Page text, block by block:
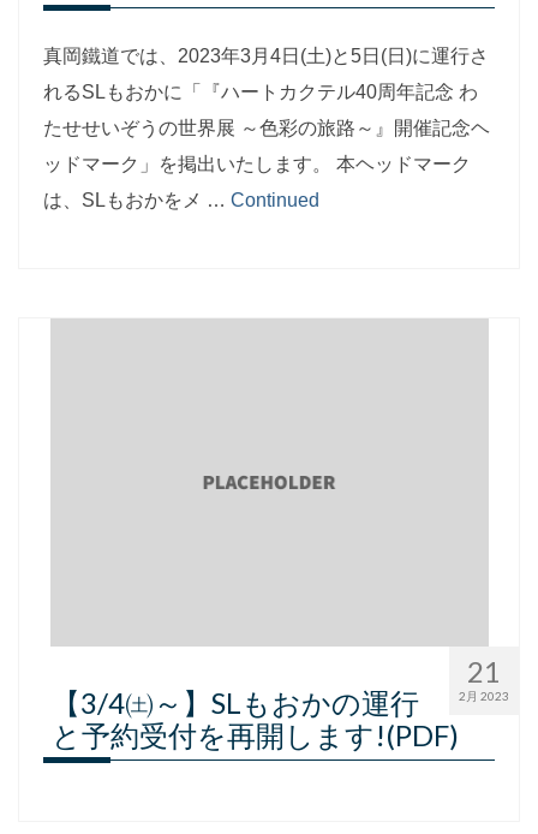
真岡鐵道では、2023年3月4日(土)と5日(日)に運行さ
れるSLもおかに「『ハートカクテル40周年記念 わ
たせせいぞうの世界展 ～色彩の旅路～』開催記念ヘ
ッドマーク」を掲出いたします。 本ヘッドマーク
は、SLもおかをメ … Continued
21
2月 2023
【3/4㈯～】SLもおかの運行
と予約受付を再開します!(PDF)